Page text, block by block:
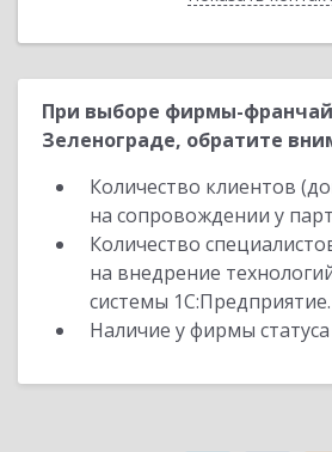
При выборе фирмы-
Зеленограде, обратите
Количество клиентов
на сопровождении у
Количество
на внедрение
системы 1С:Предприятие.
Наличие у фирмы статуса